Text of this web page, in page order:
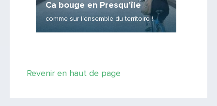
Ca bouge en Presqu’île
comme sur l'ensemble du territoire !
Revenir en haut de page